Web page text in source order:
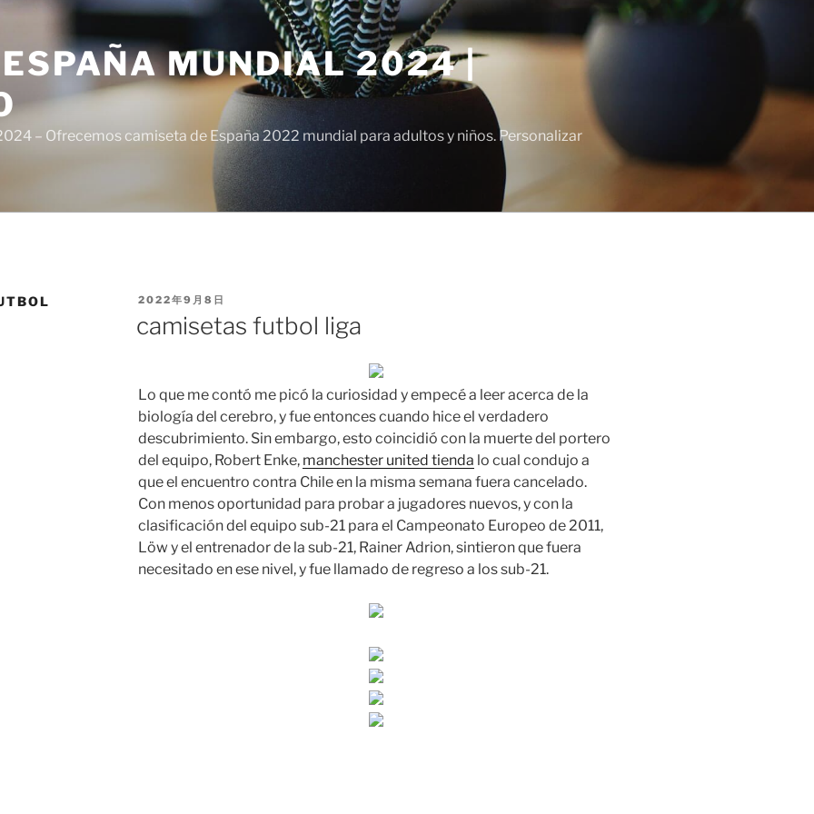
MUNDIAL 2024 |
– Ofrecemos camiseta de España 2022 mundial para adultos y niños. Personalizar
PUBLICADO
2022年9月8日
camisetas futbol liga
Lo que me contó me picó la curiosidad y empecé a leer acerca de la
biología del cerebro, y fue entonces cuando hice el verdadero
descubrimiento. Sin embargo, esto coincidió con la muerte del portero
del equipo, Robert Enke, manchester united tienda lo cual condujo a
que el encuentro contra Chile en la misma semana fuera cancelado.
Con menos oportunidad para probar a jugadores nuevos, y con la
clasificación del equipo sub-21 para el Campeonato Europeo de 2011,
Löw y el entrenador de la sub-21, Rainer Adrion, sintieron que fuera
necesitado en ese nivel, y fue llamado de regreso a los sub-21.